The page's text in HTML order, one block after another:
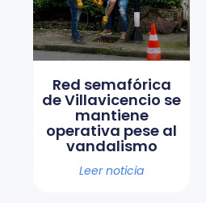
Red semafórica
de Villavicencio se
mantiene
operativa pese al
vandalismo
Leer noticia